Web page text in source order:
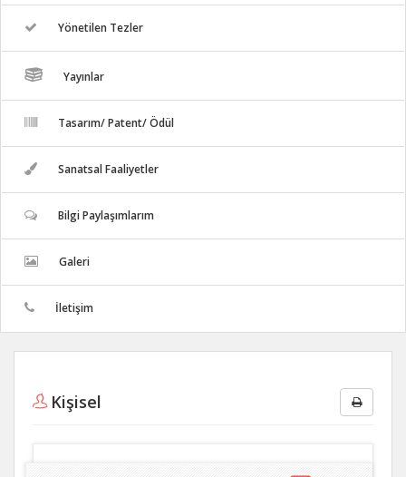
Yönetilen Tezler
Yayınlar
Tasarım/ Patent/ Ödül
Sanatsal Faaliyetler
Bilgi Paylaşımlarım
Galeri
İletişim
Kişisel